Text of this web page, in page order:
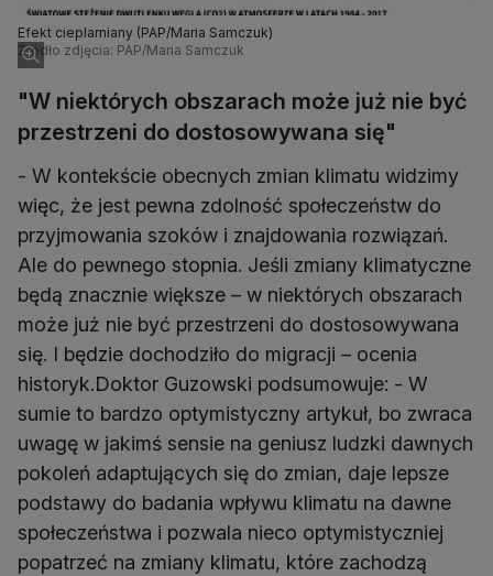
Efekt cieplarniany (PAP/Maria Samczuk)
Źródło zdjęcia: PAP/Maria Samczuk
"W niektórych obszarach może już nie być
przestrzeni do dostosowywana się"
- W kontekście obecnych zmian klimatu widzimy
więc, że jest pewna zdolność społeczeństw do
przyjmowania szoków i znajdowania rozwiązań.
Ale do pewnego stopnia. Jeśli zmiany klimatyczne
będą znacznie większe – w niektórych obszarach
może już nie być przestrzeni do dostosowywana
się. I będzie dochodziło do migracji – ocenia
historyk.Doktor Guzowski podsumowuje: - W
sumie to bardzo optymistyczny artykuł, bo zwraca
uwagę w jakimś sensie na geniusz ludzki dawnych
pokoleń adaptujących się do zmian, daje lepsze
podstawy do badania wpływu klimatu na dawne
społeczeństwa i pozwala nieco optymistyczniej
popatrzeć na zmiany klimatu, które zachodzą